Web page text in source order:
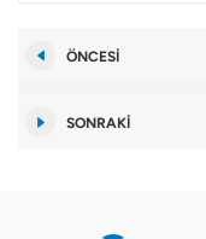
ÖNCESI
SONRAKI